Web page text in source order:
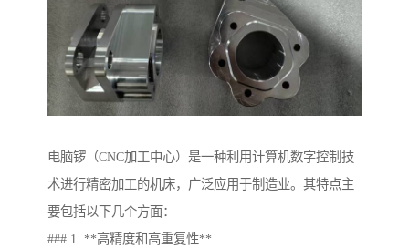
电脑锣（CNC加工中心）是一种利用计算机数字控制技
术进行精密加工的机床，广泛应用于制造业。其特点主
要包括以下几个方面：
### 1. **高精度和高重复性**